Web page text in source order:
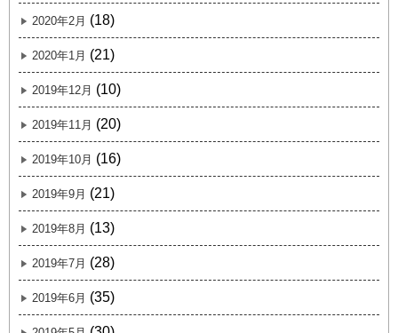
2020年2月 (18)
2020年1月 (21)
2019年12月 (10)
2019年11月 (20)
2019年10月 (16)
2019年9月 (21)
2019年8月 (13)
2019年7月 (28)
2019年6月 (35)